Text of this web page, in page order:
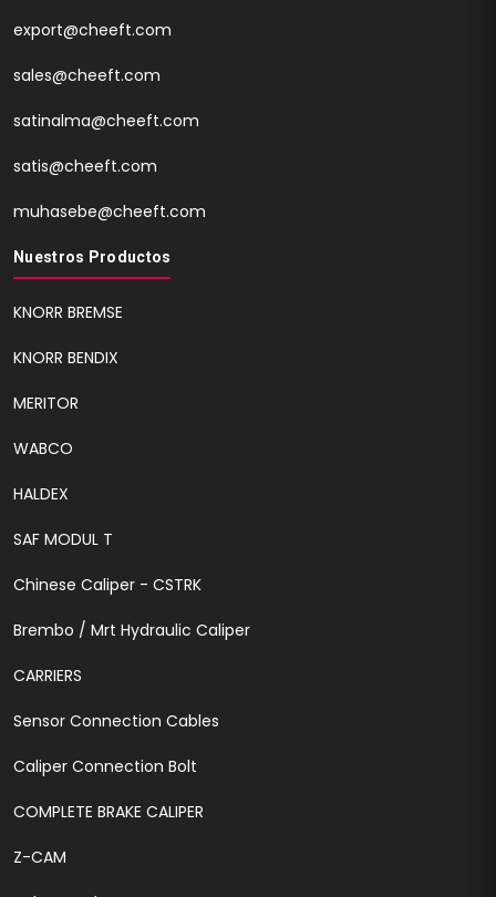
export@cheeft.com
sales@cheeft.com
satinalma@cheeft.com
satis@cheeft.com
muhasebe@cheeft.com
Nuestros Productos
KNORR BREMSE
KNORR BENDIX
MERITOR
WABCO
HALDEX
SAF MODUL T
Chinese Caliper - CSTRK
Brembo / Mrt Hydraulic Caliper
CARRIERS
Sensor Connection Cables
Caliper Connection Bolt
COMPLETE BRAKE CALIPER
Z-CAM